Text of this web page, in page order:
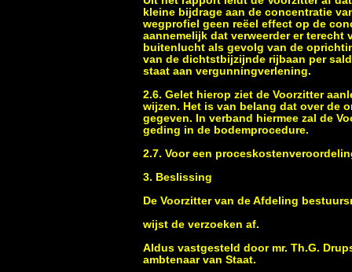
kleine bijdrage aan de concentratie
wegprofiel geen reëel effect op de
aannemelijk dat verweerder er
buitenlucht als gevolg van de
van de dichtstbijzijnde rijbaan per
staat aan vergunningverlening.
2.6. Gelet hierop ziet de Voorzitter
wijzen. Het is van belang dat over de
gegeven. In verband hiermee zal de
geding in de bodemprocedure.
2.7. Voor een
3. Beslissing
De Voorzitter van de Afdeling
wijst de verzoeken af.
Aldus vastgesteld door mr. Th.G.
ambtenaar van Staat.